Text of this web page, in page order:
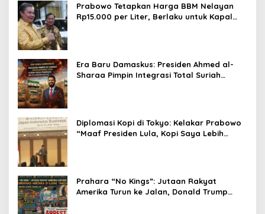
Prabowo Tetapkan Harga BBM Nelayan
Rp15.000 per Liter, Berlaku untuk Kapal
Era Baru Damaskus: Presiden Ahmed al-
Sharaa Pimpin Integrasi Total Suriah
Diplomasi Kopi di Tokyo: Kelakar Prabowo
“Maaf Presiden Lula, Kopi Saya Lebih
Prahara “No Kings”: Jutaan Rakyat
Amerika Turun ke Jalan, Donald Trump